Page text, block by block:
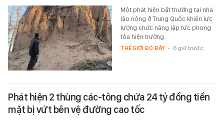
Một phát hiện bất thường tại nhà
lão nông ở Trung Quốc khiến lực
lượng chức năng lập tức phong
tỏa hiện trường.
THẾ GIỚI ĐÓ ĐÂY - 6 giờ trước
Phát hiện 2 thùng các-tông chứa 24 tỷ đồng tiền
mặt bị vứt bên vệ đường cao tốc